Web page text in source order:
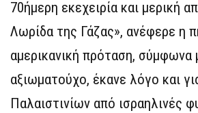
70ήμερη εκεχειρία και μερική
Λωρίδα της Γάζας», ανέφερε η
αμερικανική πρόταση, σύμφωνα
αξιωματούχο, έκανε λόγο και
Παλαιστινίων από ισραηλινές